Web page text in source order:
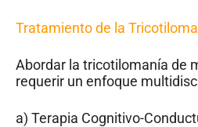
Tratamiento de la
Abordar la tricotilomanía de
requerir un enfoque
a) Terapia Cognitivo-